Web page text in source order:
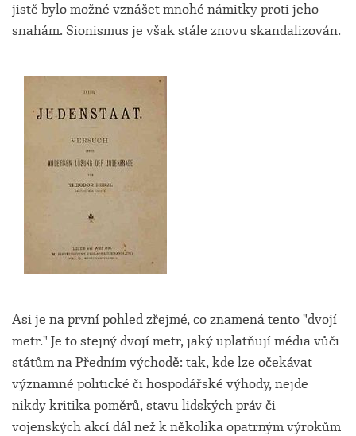
jistě bylo možné vznášet mnohé námitky proti jeho
snahám. Sionismus je však stále znovu skandalizován.
Asi je na první pohled zřejmé, co znamená tento "dvojí
metr." Je to stejný dvojí metr, jaký uplatňují média vůči
státům na Předním východě: tak, kde lze očekávat
významné politické či hospodářské výhody, nejde
nikdy kritika poměrů, stavu lidských práv či
vojenských akcí dál než k několika opatrným výrokům